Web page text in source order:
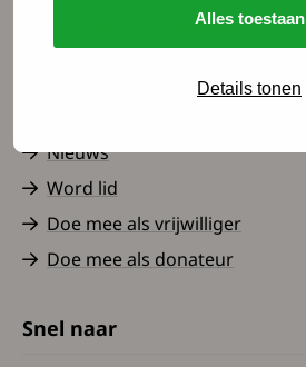
Alles toestaan
Details tonen
Spierziekten Nederland
Nieuws
Word lid
Doe mee als vrijwilliger
Doe mee als donateur
Snel naar